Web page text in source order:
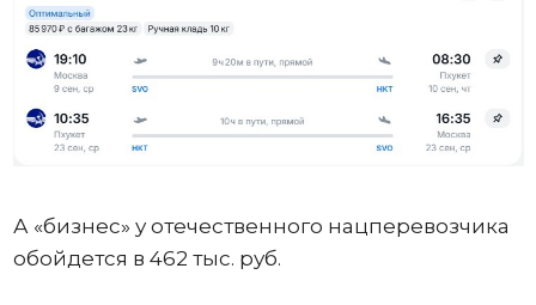
А «бизнес» у отечественного нацперевозчика
обойдется в 462 тыс. руб.